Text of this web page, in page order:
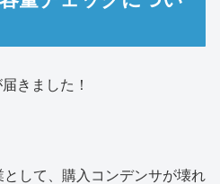
きました！
して、購入コンデンサが壊れ